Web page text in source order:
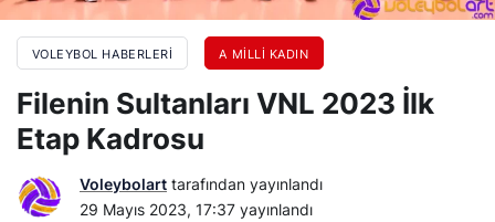
VOLEYBOL HABERLERI A MILLI KADIN
Filenin Sultanları VNL 2023 İlk
Etap Kadrosu
Voleybolart tarafından yayınlandı
29 Mayıs 2023, 17:37 yayınlandı